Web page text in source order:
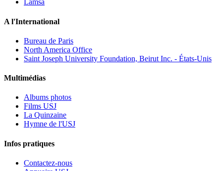
Lamsa
A l'International
Bureau de Paris
North America Office
Saint Joseph University Foundation, Beirut Inc. - États-Unis
Multimédias
Albums photos
Films USJ
La Quinzaine
Hymne de l'USJ
Infos pratiques
Contactez-nous